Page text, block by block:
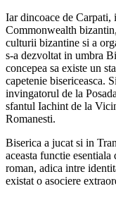
Iar dincoace de Carpati,
Commonwealth
culturii bizantine si a
s-a dezvoltat in umbra
concepea sa existe un
capetenie bisericeasca.
invingatorul de la
sfantul Iachint de la
Romanesti.
Biserica a jucat si in
aceasta functie
roman, adica intre
existat o asociere